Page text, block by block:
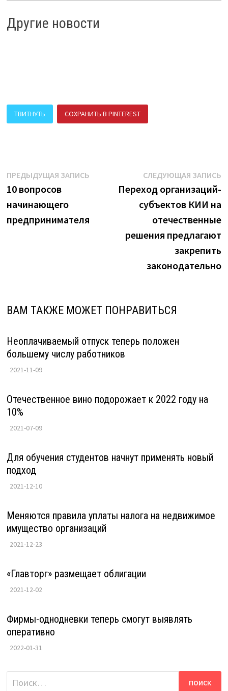
Другие новости
ТВИТНУТЬ СОХРАНИТЬ В PINTEREST
Навигация
по
записям
ПРЕДЫДУЩАЯ ЗАПИСЬПредыдущая
10 вопросов
начинающего
предпринимателя
СЛЕДУЮЩАЯ ЗАПИСЬ
Переход организаций-
субъектов КИИ на
отечественные
решения предлагают
закрепить
законодательно
ВАМ ТАКЖЕ МОЖЕТ ПОНРАВИТЬСЯ
Неоплачиваемый отпуск теперь положен
большему числу работников
2021-11-09
Отечественное вино подорожает к 2022 году на
10%
2021-07-09
Для обучения студентов начнут применять новый
подход
2021-12-10
Меняются правила уплаты налога на недвижимое
имущество организаций
2021-12-23
«Главторг» размещает облигации
2021-12-02
Фирмы-однодневки теперь смогут выявлять
оперативно
2022-01-31
Найти: